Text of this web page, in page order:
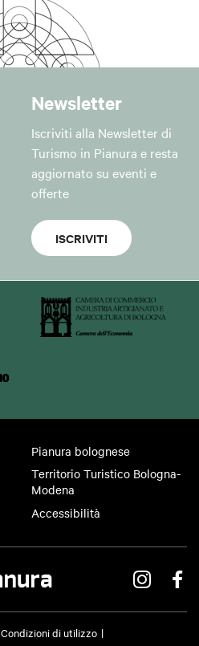
Newsletter
Iscriviti alla Newsletter di
Turismo in Pianura e resta
aggiornato su eventi e
offerte
ISCRIVITI
Pianura bolognese
Territorio Turistico Bologna-
Modena
Accessibilità
Condizioni di utilizzo